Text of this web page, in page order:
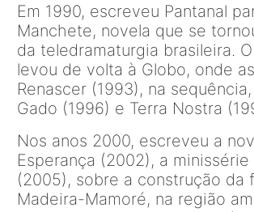
Em 1990, escreveu Pantanal
Manchete, novela que se
da teledramaturgia brasileira.
levou de volta à Globo, onde
Renascer (1993), na
Gado (1996) e Terra Nostra
Nos anos 2000, escreveu a
Esperança (2002), a minissérie
(2005), sobre a construção da
Madeira-Mamoré, na região